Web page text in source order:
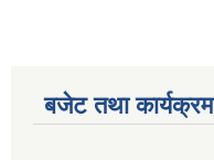
बजेट तथा कार्यक्रम